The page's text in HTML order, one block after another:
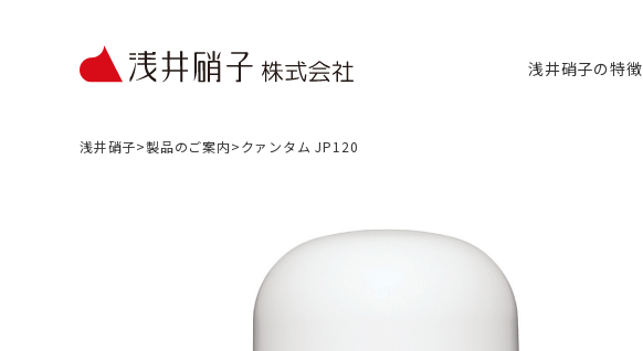
浅井硝子の特徴
浅井硝子>製品のご案内>クァンタム JP120